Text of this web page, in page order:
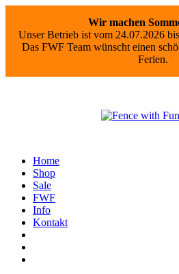
Wir machen
Unser Betrieb ist vom 24.07.2026
Das FWF Team wünscht einen
Ferien.
Home
Shop
Sale
FWF
Info
Kontakt